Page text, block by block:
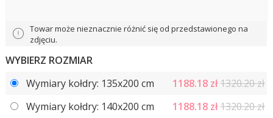
Towar może nieznacznie różnić się od przedstawionego na
zdjęciu.
WYBIERZ ROZMIAR
Wymiary kołdry: 135x200 cm
1188.18 zł1320.20 zł
Wymiary kołdry: 140x200 cm
1188.18 zł1320.20 zł